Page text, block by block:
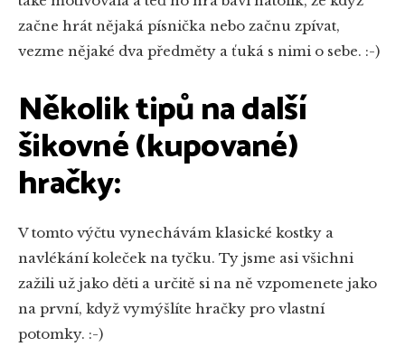
začne hrát nějaká písnička nebo začnu zpívat,
vezme nějaké dva předměty a ťuká s nimi o sebe. :-)
Několik tipů na další
šikovné (kupované)
hračky:
V tomto výčtu vynechávám klasické kostky a
navlékání koleček na tyčku. Ty jsme asi všichni
zažili už jako děti a určitě si na ně vzpomenete jako
na první, když vymýšlíte hračky pro vlastní
potomky. :-)